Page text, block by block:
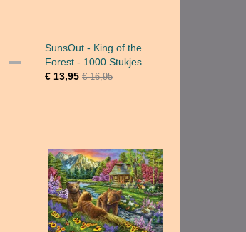
SunsOut - King of the
Forest - 1000 Stukjes
€ 13,95 € 16,95